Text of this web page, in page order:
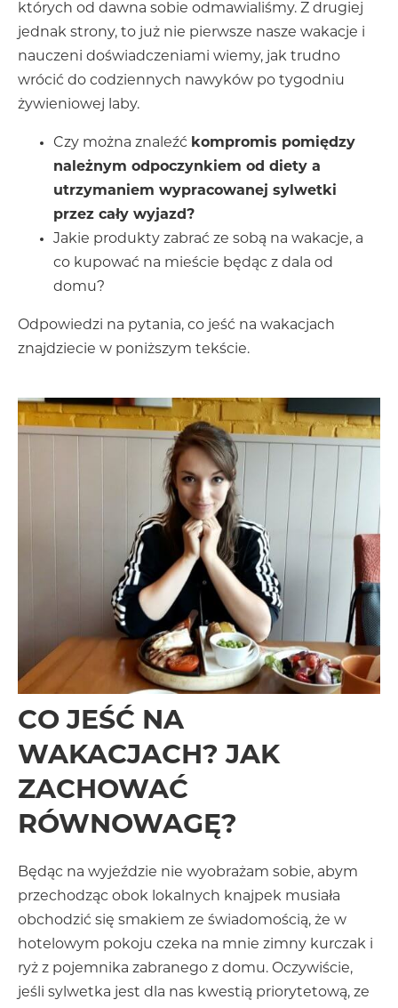
których od dawna sobie odmawialiśmy. Z drugiej
jednak strony, to już nie pierwsze nasze wakacje i
nauczeni doświadczeniami wiemy, jak trudno
wrócić do codziennych nawyków po tygodniu
żywieniowej laby.
Czy można znaleźć kompromis pomiędzy
należnym odpoczynkiem od diety a
utrzymaniem wypracowanej sylwetki
przez cały wyjazd?
Jakie produkty zabrać ze sobą na wakacje, a
co kupować na mieście będąc z dala od
domu?
Odpowiedzi na pytania, co jeść na wakacjach
znajdziecie w poniższym tekście.
CO JEŚĆ NA
WAKACJACH? JAK
ZACHOWAĆ
RÓWNOWAGĘ?
Będąc na wyjeździe nie wyobrażam sobie, abym
przechodząc obok lokalnych knajpek musiała
obchodzić się smakiem ze świadomością, że w
hotelowym pokoju czeka na mnie zimny kurczak i
ryż z pojemnika zabranego z domu. Oczywiście,
jeśli sylwetka jest dla nas kwestią priorytetową, ze